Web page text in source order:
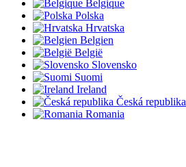
Belgique
Polska
Hrvatska
Belgien
België
Slovensko
Suomi
Ireland
Česká republika
Romania